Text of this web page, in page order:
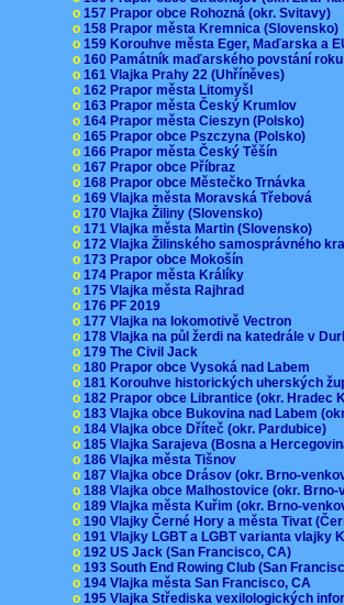
o 157 Prapor obce Rohozná (okr. Svitavy)
o 158 Prapor města Kremnica (Slovensko)
o 159 Korouhve města Eger, Maďarska a
o 160 Památník maďarského povstání
o 161 Vlajka Prahy 22 (Uhříněves)
o 162 Prapor města Litomyšl
o 163 Prapor města Český Krumlov
o 164 Prapor města Cieszyn (Polsko)
o 165 Prapor obce Pszczyna (Polsko)
o 166 Prapor města Český Těšín
o 167 Prapor obce Příbraz
o 168 Prapor obce Městečko Trnávka
o 169 Vlajka města Moravská Třebová
o 170 Vlajka Žiliny (Slovensko)
o 171 Vlajka města Martin (Slovensko)
o 172 Vlajka Žilinského samosprávného
o 173 Prapor obce Mokošín
o 174 Prapor města Králíky
o 175 Vlajka města Rajhrad
o 176 PF 2019
o 177 Vlajka na lokomotivě Vectron
o 178 Vlajka na půl žerdi na katedrále v
o 179 The Civil Jack
o 180 Prapor obce Vysoká nad Labem
o 181 Korouhve historických uherských
o 182 Prapor obce Librantice (okr. Hradec
o 183 Vlajka obce Bukovina nad Labem
o 184 Vlajka obce Dříteč (okr. Pardubice)
o 185 Vlajka Sarajeva (Bosna a
o 186 Vlajka města Tišnov
o 187 Vlajka obce Drásov (okr. Brno-
o 188 Vlajka obce Malhostovice (okr.
o 189 Vlajka města Kuřim (okr. Brno-
o 190 Vlajky Černé Hory a města Tivat
o 191 Vlajky LGBT a LGBT varianta vlajky
o 192 US Jack (San Francisco, CA)
o 193 South End Rowing Club (San
o 194 Vlajka města San Francisco, CA
o 195 Vlajka Střediska vexilologických